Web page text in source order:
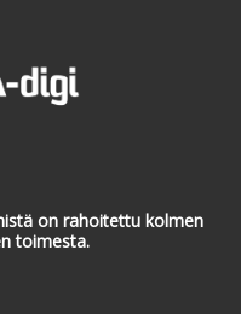
on rahoitettu kolmen
toimesta.